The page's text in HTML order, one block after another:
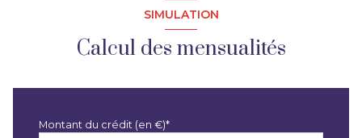
SIMULATION
Calcul des mensualités
Montant du crédit (en €)*